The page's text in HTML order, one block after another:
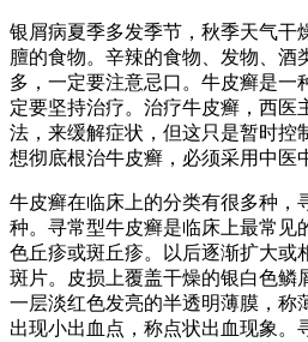
银屑病夏季多发季节，秋季天气干
膻的食物。辛辣的食物、发物、酒
多，一定要注意忌口。牛皮癣是一
定要坚持治疗。治疗牛皮癣，西医
法，来缓解症状，但这只是暂时控
想彻底根治牛皮癣，必须采用中医
牛皮癣在临床上的分类有很多种，
种。寻常型牛皮癣是临床上最常见
色丘疹或斑丘疹。以后逐渐扩大或
斑片。皮损上覆盖干燥的银白色鳞
一层淡红色发亮的半透明薄膜，称
出现小出血点，称点状出血现象。